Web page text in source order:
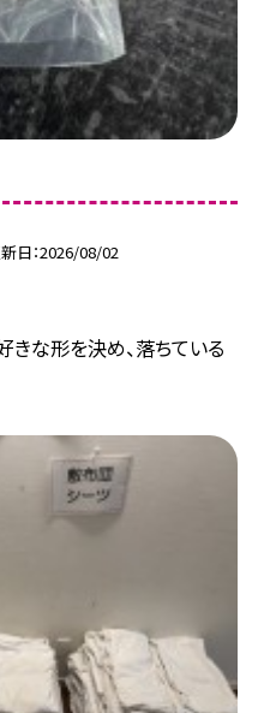
日 2026/08/02
きな形を決め、落ちている